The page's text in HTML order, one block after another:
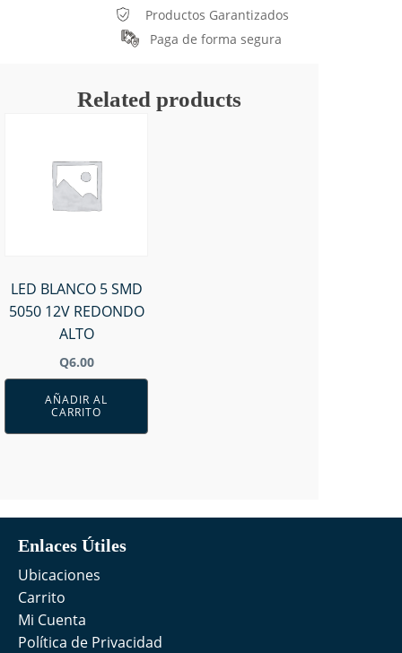
Productos Garantizados
Paga de forma segura
Related products
LED BLANCO 5 SMD
5050 12V REDONDO
ALTO
Q6.00
AÑADIR AL
CARRITO
Enlaces Útiles
Ubicaciones
Carrito
Mi Cuenta
Política de Privacidad